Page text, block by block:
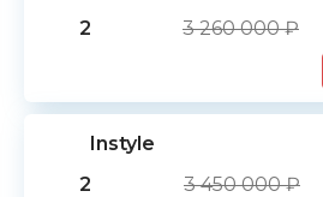
2
3 260 000 ₽
Instyle
2
3 450 000 ₽